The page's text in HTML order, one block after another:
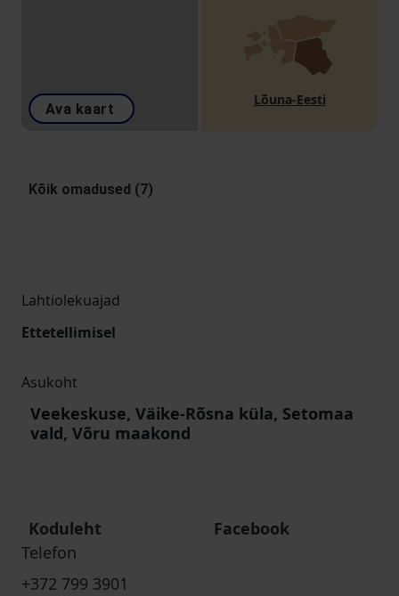
Ava kaart
Lõuna-Eesti
Kõik omadused (7)
Lahtiolekuajad
Ettetellimisel
Asukoht
Veekeskuse, Väike-Rõsna küla, Setomaa
vald, Võru maakond
Koduleht
Facebook
Telefon
+372 799 3901